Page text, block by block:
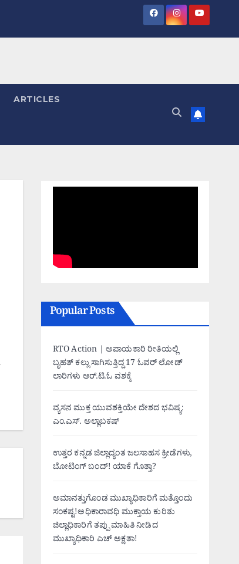
ARTICLES
Popular Posts
RTO Action | ಅಪಾಯಕಾರಿ ರೀತಿಯಲ್ಲಿ
ಬೃಹತ್ ಕಲ್ಲು ಸಾಗಿಸುತ್ತಿದ್ದ 17 ಓವರ್ ಲೋಡ್
ಲಾರಿಗಳು ಆರ್.ಟಿ.ಓ ವಶಕ್ಕೆ
ವ್ಯಸನ ಮುಕ್ತ ಯುವಶಕ್ತಿಯೇ ದೇಶದ ಭವಿಷ್ಯ:
ಎಂ.ಎಸ್. ಅಲ್ಲಾಬಕಷ್
ಉತ್ತರ ಕನ್ನಡ ಜಿಲ್ಲಾದ್ಯಂತ ಜಲಸಾಹಸ ಕ್ರೀಡೆಗಳು,
ಬೋಟಿಂಗ್ ಬಂದ್! ಯಾಕೆ ಗೊತ್ತಾ?
ಅಮಾನತ್ತುಗೊಂಡ ಮುಖ್ಯಾಧಿಕಾರಿಗೆ ಮತ್ತೊಂದು
ಸಂಕಷ್ಟ!ಅಧಿಕಾರಾವಧಿ ಮುಕ್ತಾಯ ಕುರಿತು
ಜಿಲ್ಲಾಧಿಕಾರಿಗೆ ತಪ್ಪು ಮಾಹಿತಿ ನೀಡಿದ
ಮುಖ್ಯಾಧಿಕಾರಿ ಎಚ್ ಅಕ್ಷತಾ!